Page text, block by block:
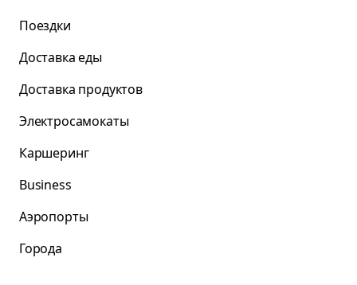
Поездки
Доставка еды
Доставка продуктов
Электросамокаты
Каршеринг
Business
Аэропорты
Города